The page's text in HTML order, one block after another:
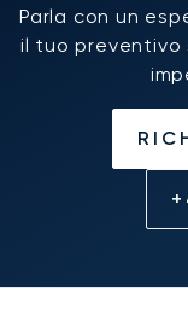
Parla con un
il tuo preventivo